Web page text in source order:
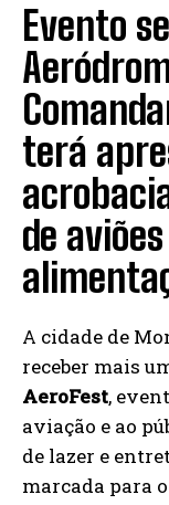
Evento
terá
de
A cidade de
receber mais
AeroFest,
aviação e ao
de lazer e
marcada para